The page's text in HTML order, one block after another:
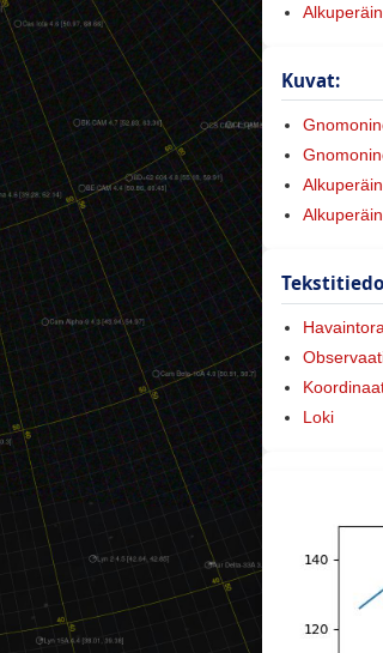
Kuvat:
Loki